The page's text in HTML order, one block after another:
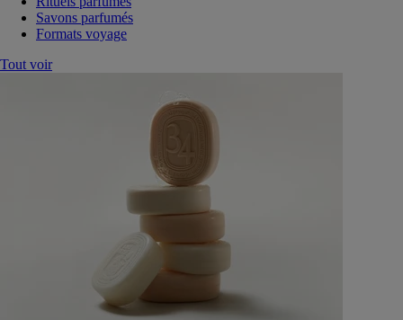
Savons parfumés
Formats voyage
Tout voir